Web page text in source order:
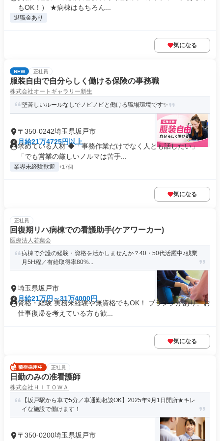
もOK！） ★病棟はもちろん...
退職金あり
気になる
NEW 正社員
服装自由で自分らしく働ける保険の事務職
株式会社オートギャラリー新生
堅苦しいルールなしでノビノビと働ける職場環境です✨
〒350-0242埼玉県坂戸市
月給21万4725円以上
求めている人材 ◆「事務作業だけでなく人とも話したい」
「でも営業の厳しいノルマは苦手...
業界未経験歓迎 +17個
気になる
正社員
回復期リハ病棟での看護助手(ケアワーカー)
医療法人若葉会
病棟で介護の経験・資格を活かしませんか？40・50代活躍中♪残業
月5H程／有給取得率80%...
埼玉県坂戸市
月給21万円～31万4000円
資格・経験 実務未経験や無資格でもOK！ ブランクがあり、お
仕事復帰を考えている方も歓...
気になる
正社員
日勤のみの准看護師
株式会社ＨＩＴＯＷＡ
【坂戸駅から車で5分／車通勤相談OK】2025年9月1日開所★キレ
イな施設で働けます！
〒350-0200埼玉県坂戸市